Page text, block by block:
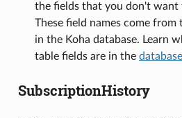
the fields that you don't want
These field names come
in the Koha database. Learn
table fields are in the
SubscriptionHistory